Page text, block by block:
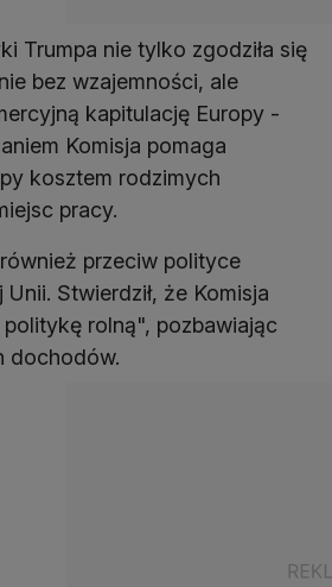
Trumpa nie tylko zgodziła się
bez wzajemności, ale
kapitulację Europy -
Komisja pomaga
kosztem rodzimych
pracy.
przeciw polityce
Stwierdził, że Komisja
rolną", pozbawiając
dochodów.